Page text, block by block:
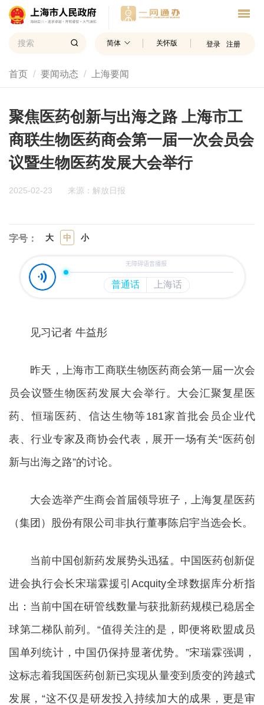
简体 关怀版 登录 注册
首页 要闻动态 上海要闻
聚焦医药创新与出海之路 上海市工
商联生物医药商会第一届一次会员会
议暨生物医药发展大会举行
2025-02-23 来源：解放日报
字号： 大 中 小
见习记者 牛益彤
昨天，上海市工商联生物医药商会第一届一次会
员会议暨生物医药发展大会举行。大会汇聚复星医
药、恒瑞医药、信达生物等181家首批会员企业代
表、行业专家及商协会代表，展开一场有关“医药创
新与出海之路”的讨论。
大会选举产生商会首届领导班子，上海复星医药
（集团）股份有限公司非执行董事陈启宇当选会长。
当前中国创新药发展势头迅猛。中国医药创新促
进会执行会长宋瑞霖援引Acquity全球数据库分析指
出：当前中国在研管线数量与获批新药规模已稳居全
球第二梯队前列。“值得关注的是，即便将欧盟成员
国单列统计，中国仍保持显著优势。”宋瑞霖强调，
这标志着我国医药创新已实现从量变到质变的跨越式
发展，“这不仅是研发投入持续加大的成果，更是审